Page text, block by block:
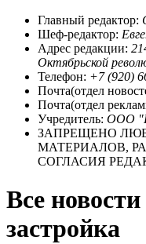
Главный редактор:
Шеф-редактор:
Адрес редакции:
Октябрьской
Телефон: +7 (920)
Почта(отдел
Почта(отдел
Учредитель: ООО
ЗАПРЕЩЕНО
МАТЕРИАЛОВ,
СОГЛАСИЯ
Все
застройка